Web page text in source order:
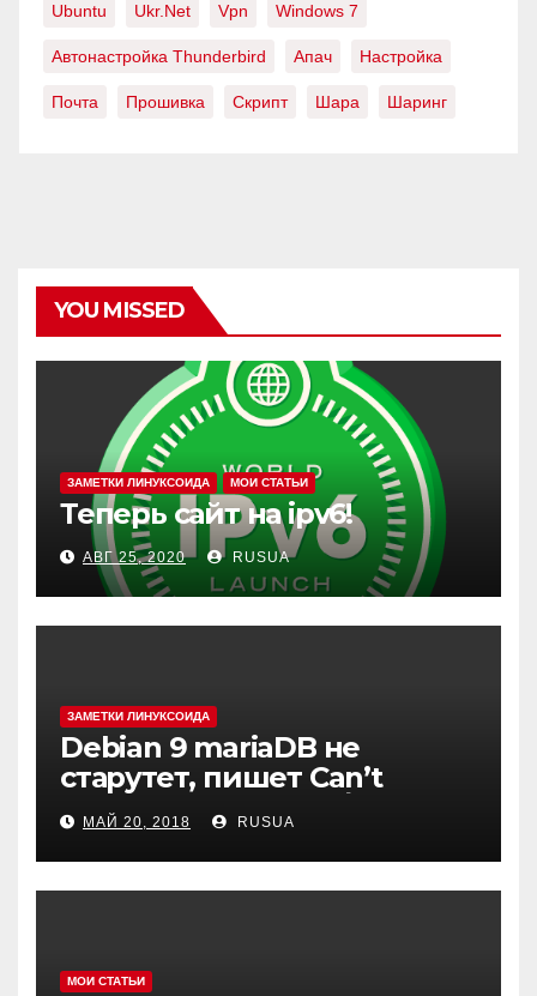
Ubuntu Ukr.net Vpn Windows 7
Автонастройка Thunderbird Апач Настройка
Почта Прошивка Скрипт Шара Шаринг
YOU MISSED
ЗАМЕТКИ ЛИНУКСОИДА МОИ СТАТЬИ
Теперь сайт на ipv6!
АВГ 25, 2020 RUSUA
ЗАМЕТКИ ЛИНУКСОИДА
Debian 9 mariaDB не
старутет, пишет Can’t
create test file или /mysqld:
Can’t change dir to
МАЙ 20, 2018 RUSUA
МОИ СТАТЬИ